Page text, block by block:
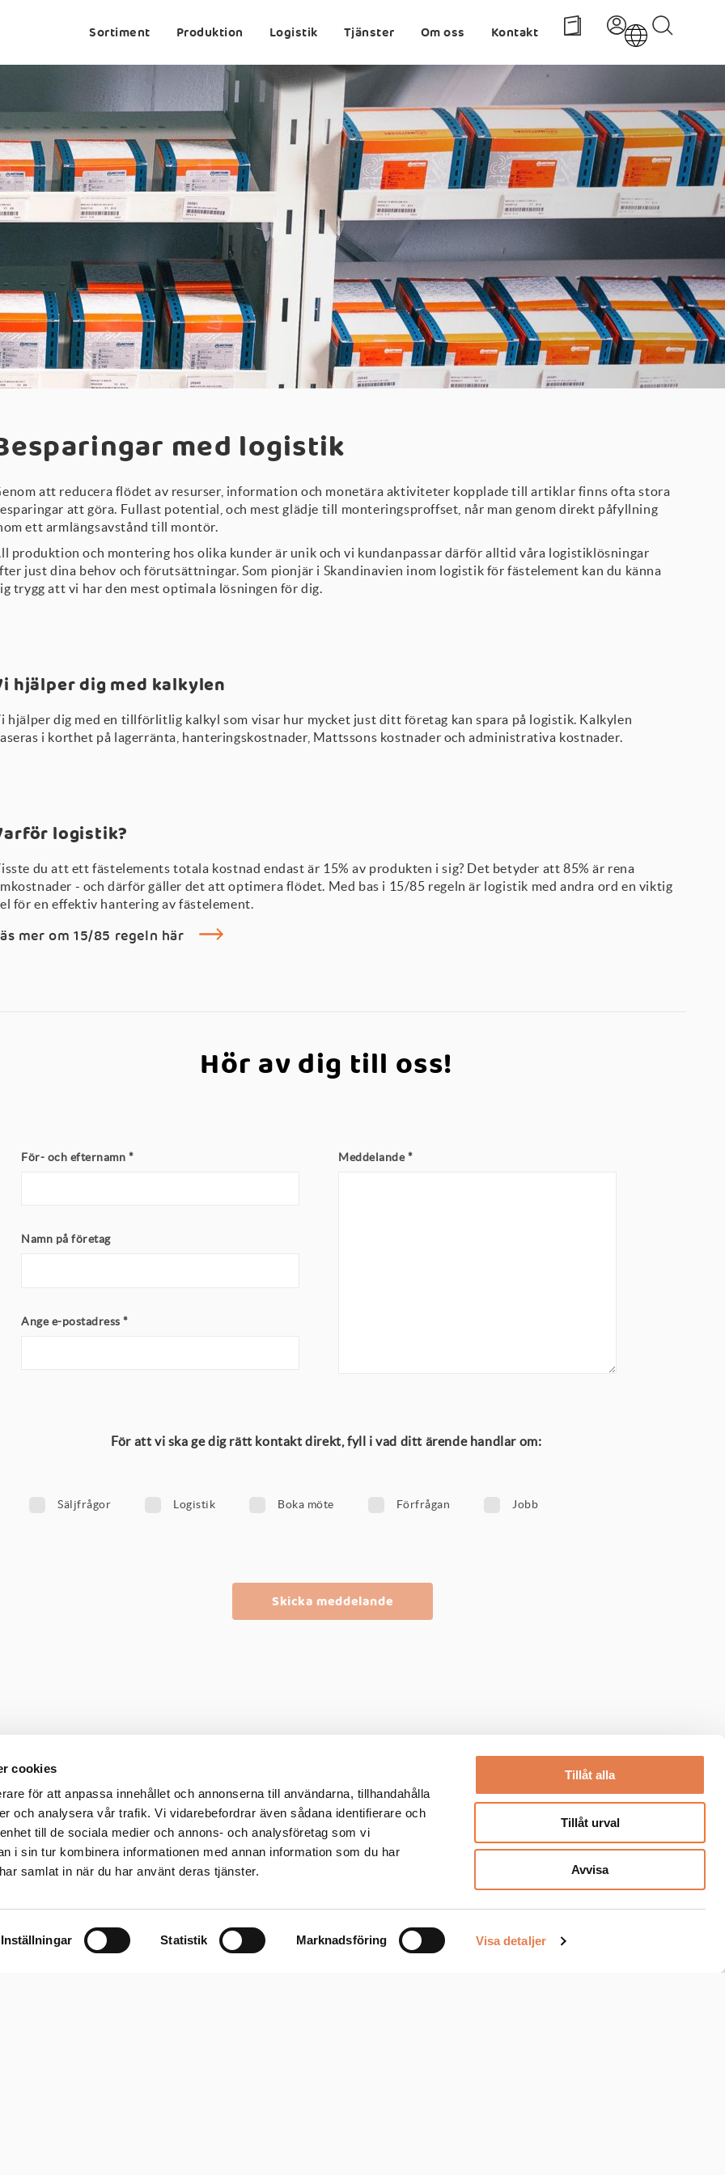
cookies
för att anpassa innehållet och annonserna till användarna, tillhandahålla
och analysera vår trafik. Vi vidarebefordrar även sådana identifierare och
till de sociala medier och annons- och analysföretag som vi
i sin tur kombinera informationen med annan information som du har
samlat in när du har använt deras tjänster.
Inställningar Statistik Marknadsföring Visa detaljer
Tillåt alla
Tillåt urval
Avvisa
Sortiment Produktion Logistik Tjänster Om oss Kontakt
med logistik
att reducera flödet av resurser, information och monetära aktiviteter kopplade till artiklar finns ofta stora
att göra. Fullast potential, och mest glädje till monteringsproffset, når man genom direkt påfyllning
ett armlängsavstånd till montör.
produktion och montering hos olika kunder är unik och vi kundanpassar därför alltid våra logistiklösningar
just dina behov och förutsättningar. Som pionjär i Skandinavien inom logistik för fästelement kan du känna
trygg att vi har den mest optimala lösningen för dig.
hjälper dig med kalkylen
hjälper dig med en tillförlitlig kalkyl som visar hur mycket just ditt företag kan spara på logistik. Kalkylen
i korthet på lagerränta, hanteringskostnader, Mattssons kostnader och administrativa kostnader.
logistik?
du att ett fästelements totala kostnad endast är 15% av produkten i sig? Det betyder att 85% är rena
- och därför gäller det att optimera flödet. Med bas i 15/85 regeln är logistik med andra ord en viktig
för en effektiv hantering av fästelement.
mer om 15/85 regeln här
Hör av dig till oss!
För- och efternamn *
Namn på företag
Ange e-postadress*
Meddelande*
För att vi ska ge dig rätt kontakt direkt, fyll i vad ditt ärende handlar om:
Säljfrågor Logistik Boka möte Förfrågan Jobb